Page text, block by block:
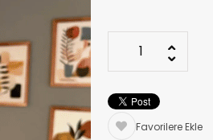
Favorilere Ekle